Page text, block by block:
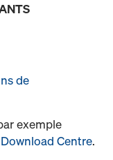
de
exemple
Centre.